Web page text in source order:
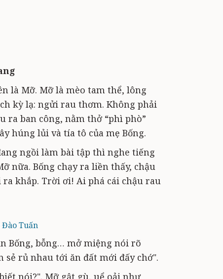
là Mỡ. Mỡ là mèo tam thể, lông
kỳ lạ: ngửi rau thơm. Không phải
ra ban công, nằm thở “phì phò”
húng lủi và tía tô của mẹ Bống.
ngồi làm bài tập thì nghe tiếng
nữa. Bống chạy ra liền thấy, chậu
khắp. Trời ơi! Ai phá cái chậu rau
Tuấn
Bống, bỗng… mở miệng nói rõ
rủ nhau tới ăn đất mới đấy chớ".
nói?". Mỡ gật gù, uể oải như